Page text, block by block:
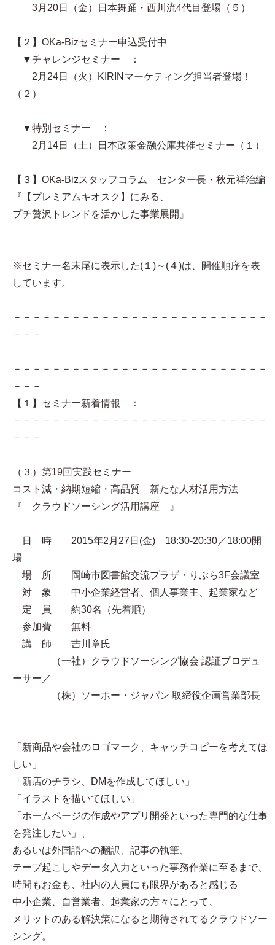
3月20日（金）日本舞踊・西川流4代目登場（５）
【２】OKa-Bizセミナー申込受付中
▼チャレンジセミナー ：
2月24日（火）KIRINマーケティング担当者登場！
（２）
▼特別セミナー ：
2月14日（土）日本政策金融公庫共催セミナー（１）
【３】OKa-Bizスタッフコラム センター長・秋元祥治編
『【プレミアムキオスク】にみる、
プチ贅沢トレンドを活かした事業展開』
※セミナー名末尾に表示した(１)～(４)は、開催順序を表
しています。
－－－－－－－－－－－－－－－－－－－－－－－－－－
－－－
－－－－－－－－－－－－－－－－－－－－－－－－－－
－－－
【１】セミナー新着情報 ：
－－－－－－－－－－－－－－－－－－－－－－－－－－
－－－
（３）第19回実践セミナー
コスト減・納期短縮・高品質 新たな人材活用方法
『 クラウドソーシング活用講座 』
日 時 2015年2月27日(金) 18:30-20:30／18:00開
場
場 所 岡崎市図書館交流プラザ・りぶら3F会議室
対 象 中小企業経営者、個人事業主、起業家など
定 員 約30名（先着順）
参加費 無料
講 師 吉川章氏
（一社）クラウドソーシング協会 認証プロデュ
ーサー／
（株）ソーホー・ジャパン 取締役企画営業部長
「新商品や会社のロゴマーク、キャッチコピーを考えてほ
しい」
「新店のチラシ、DMを作成してほしい」
「イラストを描いてほしい」
「ホームページの作成やアプリ開発といった専門的な仕事
を発注したい」、
あるいは外国語への翻訳、記事の執筆、
テープ起こしやデータ入力といった事務作業に至るまで、
時間もお金も、社内の人員にも限界があると感じる
中小企業、自営業者、起業家の方々にとって、
メリットのある解決策になると期待されてるクラウドソー
シング。